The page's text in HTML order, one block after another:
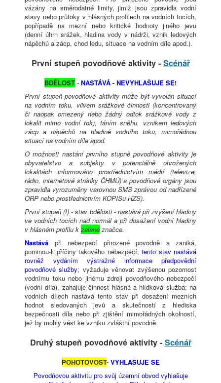
vázány na směrodatné limity, jimiž jsou zpravidla vodní
stavy nebo průtoky v hlásných profilech na vodních tocích,
popřípadě na mezní nebo kritické hodnoty jiného jevu
(denní úhrn srážek, hladina vody v nádrži, vznik ledových
nápěchů a zácp, chod ledu, situace na vodním díle apod.).
První stupeň povodňové aktivity - Scénář
BDĚLOST - NASTÁVÁ - NEVYHLAŠUJE SE!
První stupeň povodňové aktivity může být vyvolán situací
na vodním toku, vlivem srážkové činnosti (koncentrovaný
či naopak omezený nebo žádný odtok srážkové vody z
lokalit mimo vodní tok), táním sněhu, vznikem ledových
zácp a nápěchů na hladině vodního toku, mimořádnou
situací na vodním díle apod.
O možnosti nastání prvního stupně povodňové aktivity je
obyvatelstvo a subjekty v potenciálně ohrožených
lokalitách informováno prostřednictvím médií (televize,
rádio, internetové stránky ČHMÚ) a povodňové orgány jsou
zpravidla vyrozuměny varovnou SMS zprávou od nadřízené
ORP nebo prostřednictvím KOPISu HZS).
První stupeň (I) - stav bdělosti - nastává při zvýšení hladiny
ve vodních tocích nad normál a při dosažení vodní hladiny
v hlásném profilu kzelenéznačce.
Nastává
při nebezpečí přirozené povodně a zaniká,
pominou-li příčiny takového nebezpečí; tento stav nastává
rovněž vydáním výstražné informace předpovědní
povodňové služby; vyžaduje věnovat zvýšenou pozornost
vodnímu toku nebo jinému zdroji povodňového nebezpečí
(vodní díla), zahajuje činnost hlásná a hlídková služba; na
vodních dílech nastává tento stav při dosažení mezních
hodnot sledovaných jevů a skutečností z hlediska
bezpečnosti díla nebo při zjištění mimořádných okolností,
jež by mohly vést ke vzniku zvláštní povodně.
Druhý stupeň povodňové aktivity - Scénář
POHOTOVOST- VYHLAŠUJE SE
Povodňovou aktivitu pro svůj územní obvod vyhlašuje